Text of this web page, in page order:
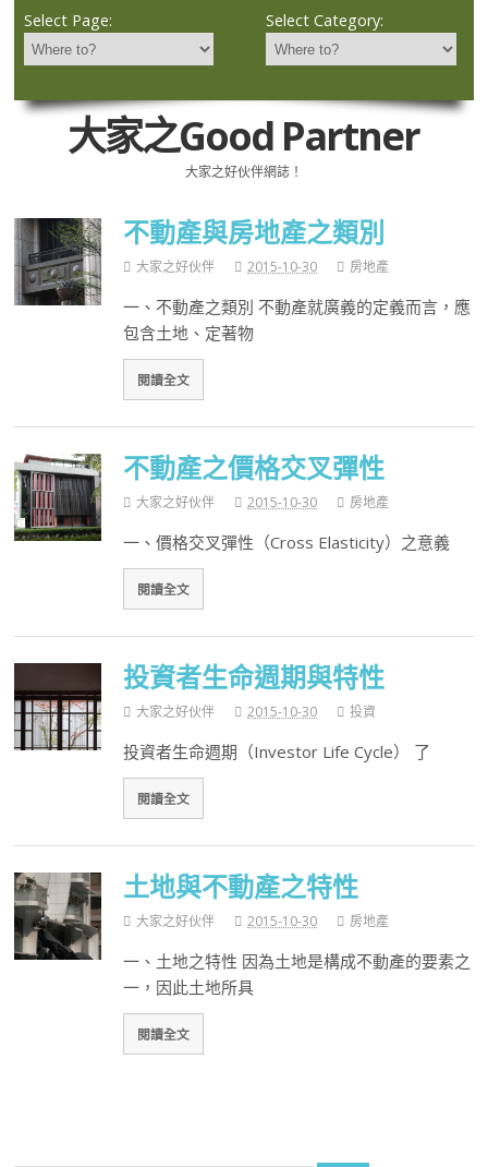
Select Page: Select Category:
大家之Good Partner
大家之好伙伴網誌！
不動產與房地產之類別
大家之好伙伴 2015-10-30 房地產
一、不動產之類別 不動產就廣義的定義而言，應
包含土地、定著物
閱讀全文
不動產之價格交叉彈性
大家之好伙伴 2015-10-30 房地產
一、價格交叉彈性（Cross Elasticity）之意義
閱讀全文
投資者生命週期與特性
大家之好伙伴 2015-10-30 投資
投資者生命週期（Investor Life Cycle） 了
閱讀全文
土地與不動產之特性
大家之好伙伴 2015-10-30 房地產
一、土地之特性 因為土地是構成不動產的要素之
一，因此土地所具
閱讀全文